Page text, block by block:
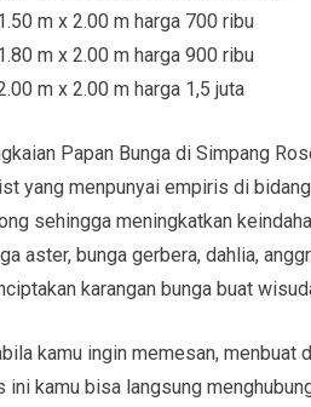
m x 2.00 m harga 700 ribu
m x 2.00 m harga 900 ribu
m x 2.00 m harga 1,5 juta
Papan Bunga di Simpang
yang menpunyai empiris di
sehingga meningkatkan
aster, bunga gerbera, dahlia,
karangan bunga buat
kamu ingin memesan, menbuat
ini kamu bisa langsung